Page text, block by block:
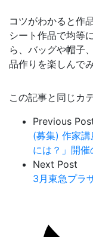
コツがわかると作
シート作品で均等
ら、バッグや帽子
品作りを楽しんで
この記事と同じカ
Previous
(募集) 作家
には？」開
Next Post
3月東急プラ